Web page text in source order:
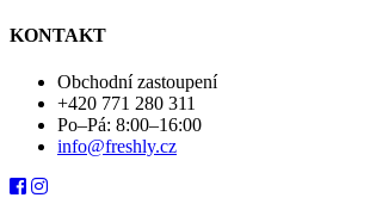
KONTAKT
Obchodní zastoupení
+420 771 280 311
Po–Pá: 8:00–16:00
info@freshly.cz